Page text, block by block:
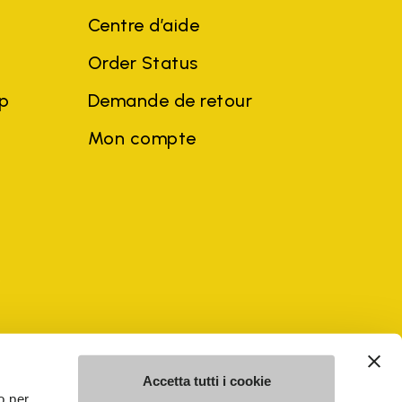
per
Accetta tutti i cookie
Centre d’aide
Order Status
Demande de retour
Mon compte
et noms d'entreprises de tiers peuvent être des marques
profit du propriétaire, sans impliquer de violation de la loi sur